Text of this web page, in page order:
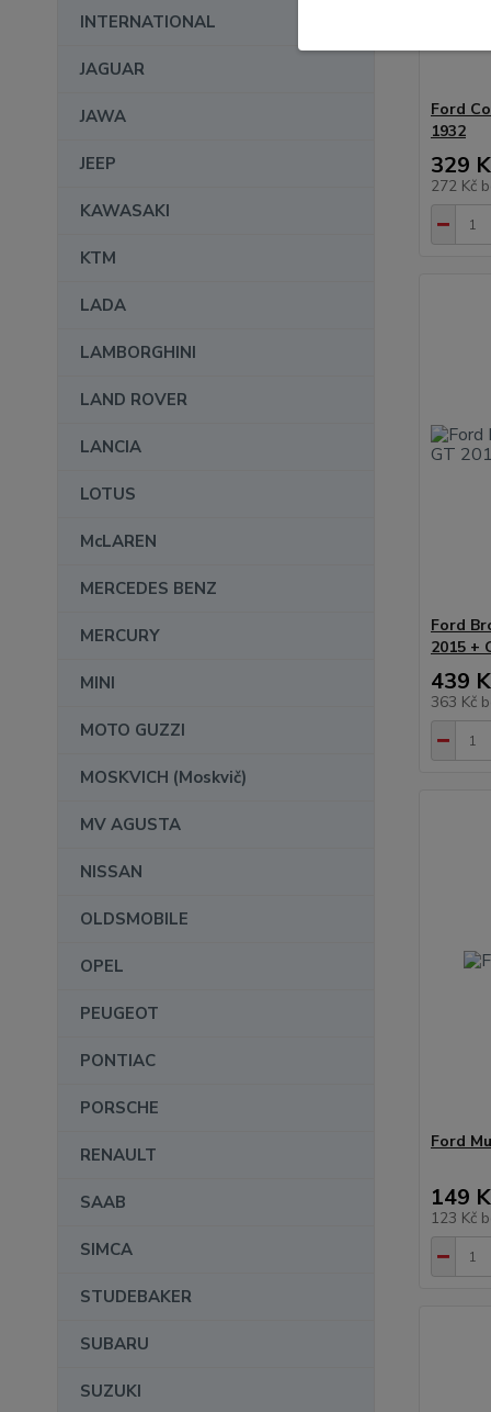
INTERNATIONAL
JAGUAR
JAWA
JEEP
KAWASAKI
KTM
LADA
LAMBORGHINI
LAND ROVER
LANCIA
LOTUS
McLAREN
MERCEDES BENZ
MERCURY
MINI
MOTO GUZZI
MOSKVICH (Moskvič)
MV AGUSTA
NISSAN
OLDSMOBILE
OPEL
PEUGEOT
PONTIAC
PORSCHE
RENAULT
SAAB
SIMCA
STUDEBAKER
SUBARU
SUZUKI
Ford
1932
329
272 Kč
Ford
2015 +
439
363 Kč
Ford
149
123 Kč